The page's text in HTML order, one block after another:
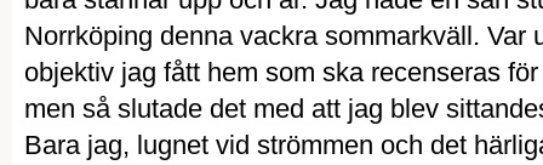
Norrköping denna vackra sommarkväll. Var
objektiv jag fått hem som ska recenseras
men så slutade det med att jag blev
Bara jag, lugnet vid strömmen och det